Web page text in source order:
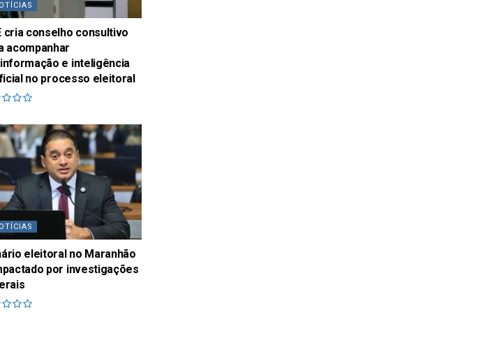
cria conselho consultivo
acompanhar
e inteligência
no processo eleitoral
eleitoral no Maranhão
por investigações